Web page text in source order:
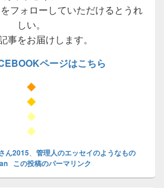
フォローしていただけるとうれ
しい。
事をお届けします。
ページはこちら
◆
◆
◆
◆
ん2015 管理人のエッセイのようなもの
この投稿のパーマリンク